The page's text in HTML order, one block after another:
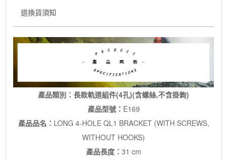
組
件
(4
(含
絲,
鉤)
退換貨須知
產品類別：長款軌道組件(4孔)(含螺絲,不含掛鉤)
產品型號： E169
產品品名： LONG 4-HOLE QL1 BRACKET (WITH SCREWS,
WITHOUT HOOKS)
產品長度： 31 cm